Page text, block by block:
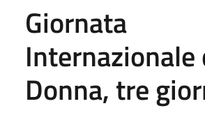
Giornata
Internazionale
Donna, tre